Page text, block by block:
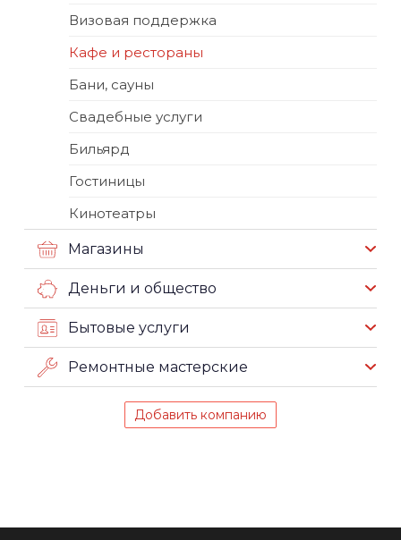
Визовая поддержка
Кафе и рестораны
Бани, сауны
Свадебные услуги
Бильярд
Гостиницы
Кинотеатры
Магазины
Деньги и общество
Бытовые услуги
Ремонтные мастерские
Добавить компанию